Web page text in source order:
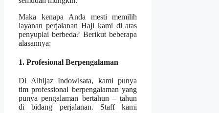
Maka kenapa Anda mesti memilih
layanan perjalanan Haji kami di atas
penyuplai berbeda? Berikut beberapa
alasannya:
1. Profesional Berpengalaman
Di Alhijaz Indowisata, kami punya
tim professional berpengalaman yang
punya pengalaman bertahun – tahun
di bidang perjalanan. Staff kami